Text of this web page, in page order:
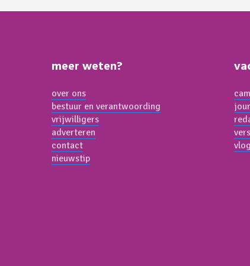
meer weten?
over ons
bestuur en verantwoording
vrijwilligers
adverteren
contact
nieuwstip